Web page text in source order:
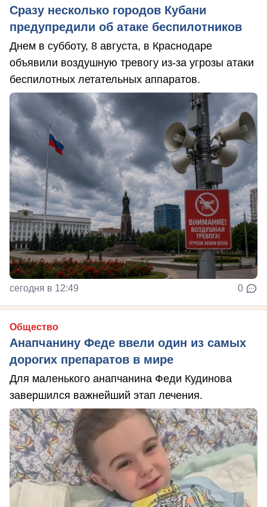
Сразу несколько городов Кубани
предупредили об атаке беспилотников
Днем в субботу, 8 августа, в Краснодаре
объявили воздушную тревогу из-за угрозы атаки
беспилотных летательных аппаратов.
сегодня в 12:49 0
Общество
Анапчанину Феде ввели один из самых
дорогих препаратов в мире
Для маленького анапчанина Феди Кудинова
завершился важнейший этап лечения.